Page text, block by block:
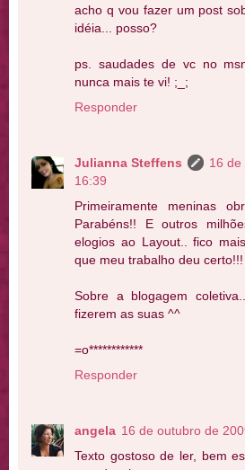
acho q vou fazer um post
idéia... posso?
ps. saudades de vc no
nunca mais te vi! ;_;
Responder
Julianna Steffens
16 de
16:39
Primeiramente meninas
Parabéns!! E outros
elogios ao Layout.. fico
que meu trabalho deu certo!!!
Sobre a blogagem
fizerem as suas ^^
=o************
Responder
angela 16 de outubro de
Texto gostoso de ler, bem